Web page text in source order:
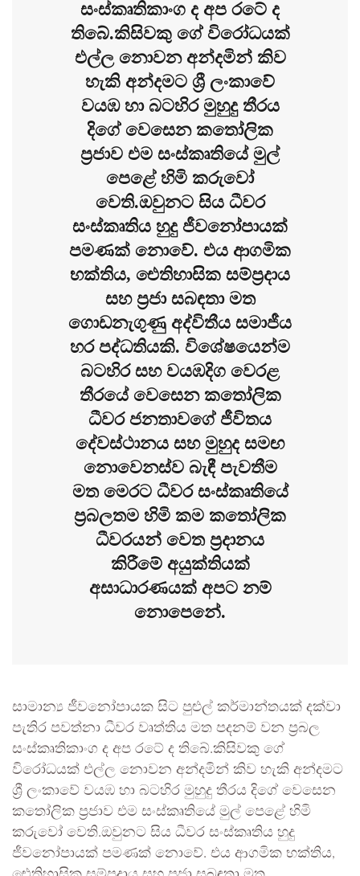
සංස්කෘතිකාංග ද අප රටේ ද
තිබේ.කිසිවකු ගේ විරෝධයක්
එල්ල නොවන අන්දමින් කිව
හැකි අන්දමට ශ්‍රී ලංකාවේ
වයඹ හා බටහිර මුහුදු තීරය
දිගේ වෙසෙන කතෝලික
ප්‍රජාව එම සංස්කෘතියේ මුල්
පෙළේ හිමි කරුවෝ
වෙති.ඔවුනට සිය ධීවර
සංස්කෘතිය හුදු ජීවනෝපායක්
පමණක් නොවේ. එය ආගමික
භක්තිය, ඓතිහාසික සම්ප්‍රදාය
සහ ප්‍රජා සබඳතා මත
ගොඩනැගුණු අද්විතීය සමාජීය
හර පද්ධතියකි. විශේෂයෙන්ම
බටහිර සහ වයඹදිග වෙරළ
තීරයේ වෙසෙන කතෝලික
ධීවර ජනතාවගේ ජීවිතය
දේවස්ථානය සහ මුහුද සමඟ
නොවෙනස්ව බැඳී පැවතීම
මත මෙරට ධීවර සංස්කෘතියේ
ප්‍රබලතම හිමි කම කතෝලික
ධීවරයන් වෙත ප්‍රදානය
කිරීමේ අයුක්තියක්
අසාධාරණයක් අපට නම්
නොපෙනේ.
සාමාන්‍ය ජීවනෝපායක සිට පුළුල් කර්මාන්තයක් දක්වා
පැතිර පවත්නා ධීවර වෘත්තිය මත පදනම් වන ප්‍රබල
සංස්කෘතිකාංග ද අප රටේ ද තිබේ.කිසිවකු ගේ
විරෝධයක් එල්ල නොවන අන්දමින් කිව හැකි අන්දමට
ශ්‍රී ලංකාවේ වයඹ හා බටහිර මුහුදු තීරය දිගේ වෙසෙන
කතෝලික ප්‍රජාව එම සංස්කෘතියේ මුල් පෙළේ හිමි
කරුවෝ වෙති.ඔවුනට සිය ධීවර සංස්කෘතිය හුදු
ජීවනෝපායක් පමණක් නොවේ. එය ආගමික භක්තිය,